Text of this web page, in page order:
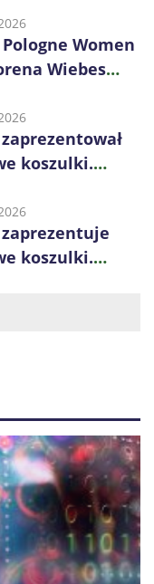
Women
Wiebes
koszulki.
2026/27
koszulki.